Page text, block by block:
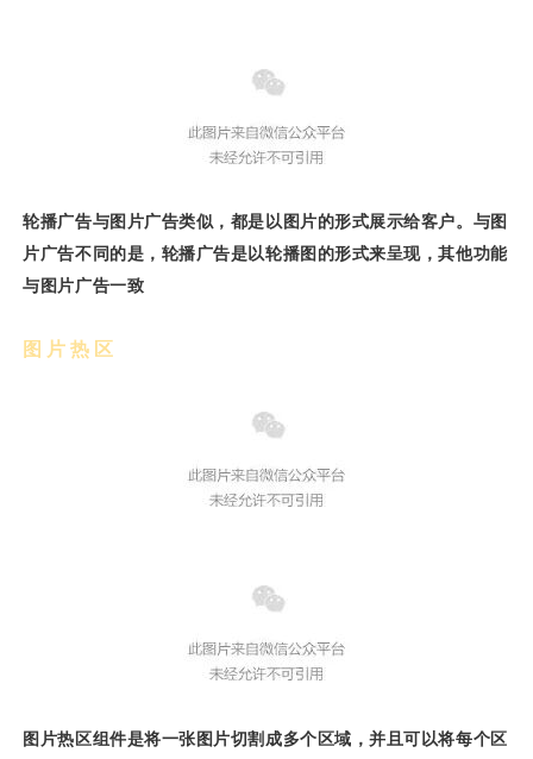
轮播广告与图片广告类似，都是以图片的形式展示给客户。与图
片广告不同的是，轮播广告是以轮播图的形式来呈现，其他功能
与图片广告一致
图片热区
图片热区组件是将一张图片切割成多个区域，并且可以将每个区